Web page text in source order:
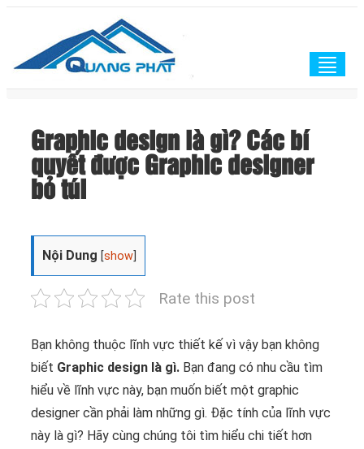
Graphic design là gì? Các bí
quyết được Graphic designer
bỏ túi
Nội Dung [show
Rate this post
Bạn không thuộc lĩnh vực thiết kế vì vậy bạn không
biết Graphic design là gì. Bạn đang có nhu cầu tìm
hiểu về lĩnh vực này, bạn muốn biết một graphic
designer cần phải làm những gì. Đặc tính của lĩnh vực
này là gì? Hãy cùng chúng tôi tìm hiểu chi tiết hơn